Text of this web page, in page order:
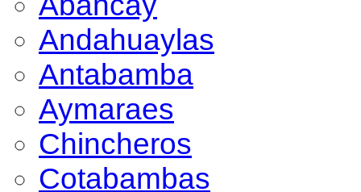
Andahuaylas
Antabamba
Aymaraes
Chincheros
Cotabambas